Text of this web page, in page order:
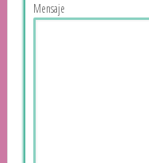
Mensaje